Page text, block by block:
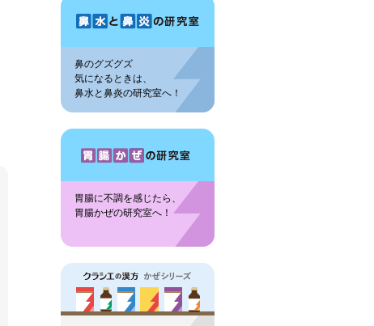
鼻のグズグズ
気になるときは、
鼻水と鼻炎の研究室へ！
胃腸に不調を感じたら、
胃腸かぜの研究室へ！